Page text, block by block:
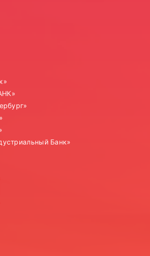
Банк»